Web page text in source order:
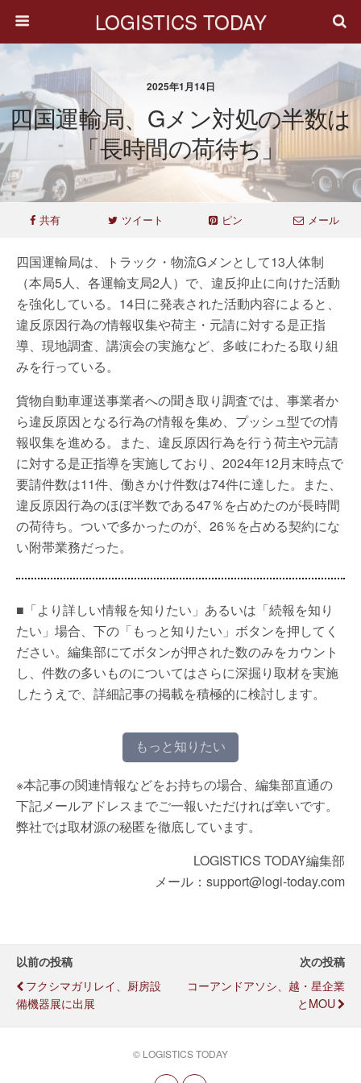
LOGISTICS TODAY
2025年1月14日
四国運輸局、Gメン対処の半数は
「長時間の荷待ち」
共有 ツイート ピン メール
四国運輸局は、トラック・物流Gメンとして13人体制
（本局5人、各運輸支局2人）で、違反抑止に向けた活動
を強化している。14日に発表された活動内容によると、
違反原因行為の情報収集や荷主・元請に対する是正指
導、現地調査、講演会の実施など、多岐にわたる取り組
みを行っている。
貨物自動車運送事業者への聞き取り調査では、事業者か
ら違反原因となる行為の情報を集め、プッシュ型での情
報収集を進める。また、違反原因行為を行う荷主や元請
に対する是正指導を実施しており、2024年12月末時点で
要請件数は11件、働きかけ件数は74件に達した。また、
違反原因行為のほぼ半数である47％を占めたのが長時間
の荷待ち。ついで多かったのが、26％を占める契約にな
い附帯業務だった。
■「より詳しい情報を知りたい」あるいは「続報を知り
たい」場合、下の「もっと知りたい」ボタンを押してく
ださい。編集部にてボタンが押された数のみをカウント
し、件数の多いものについてはさらに深掘り取材を実施
したうえで、詳細記事の掲載を積極的に検討します。
もっと知りたい
※本記事の関連情報などをお持ちの場合、編集部直通の
下記メールアドレスまでご一報いただければ幸いです。
弊社では取材源の秘匿を徹底しています。
LOGISTICS TODAY編集部
メール：support@logi-today.com
以前の投稿
フクシマガリレイ、厨房設
備機器展に出展
次の投稿
コーアンドアソシ、越・星企業
とMOU
© LOGISTICS TODAY